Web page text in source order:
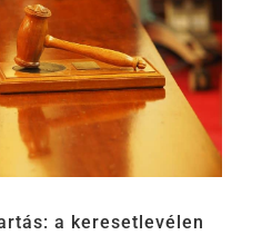
a keresetlevélen